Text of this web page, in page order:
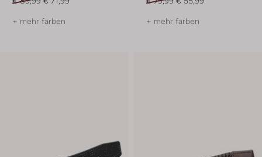
+ mehr farben + mehr farben